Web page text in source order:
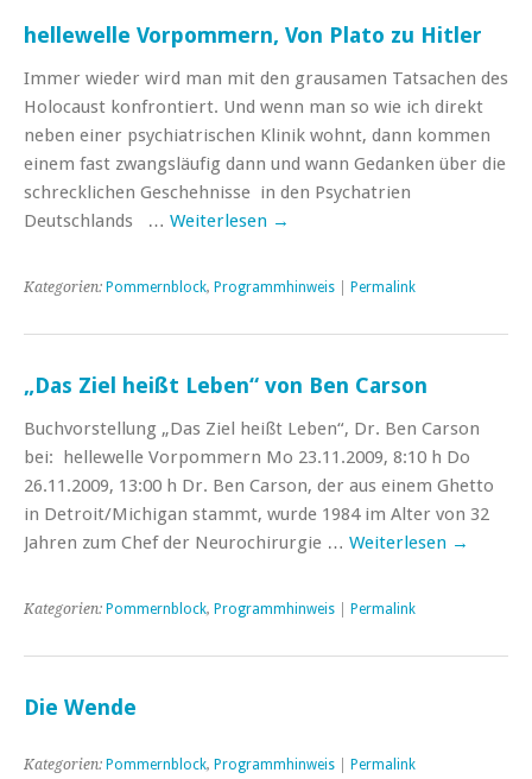
hellewelle Vorpommern, Von Plato zu Hitler
Immer wieder wird man mit den grausamen Tatsachen des
Holocaust konfrontiert. Und wenn man so wie ich direkt
neben einer psychiatrischen Klinik wohnt, dann kommen
einem fast zwangsläufig dann und wann Gedanken über die
schrecklichen Geschehnisse in den Psychatrien
Deutschlands … Weiterlesen →
Kategorien: Pommernblock, Programmhinweis Permalink
„Das Ziel heißt Leben“ von Ben Carson
Buchvorstellung „Das Ziel heißt Leben“, Dr. Ben Carson
bei: hellewelle Vorpommern Mo 23.11.2009, 8:10 h Do
26.11.2009, 13:00 h Dr. Ben Carson, der aus einem Ghetto
in Detroit/Michigan stammt, wurde 1984 im Alter von 32
Jahren zum Chef der Neurochirurgie … Weiterlesen →
Kategorien: Pommernblock, Programmhinweis Permalink
Die Wende
Kategorien: Pommernblock, Programmhinweis Permalink